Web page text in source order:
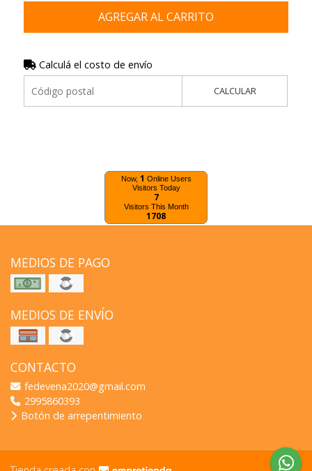
AGREGAR AL CARRITO
Calculá el costo de envío
CALCULAR
Now, 1 Online Users
Visitors Today
7
Visitors This Month
1708
MEDIOS DE PAGO
MEDIOS DE ENVÍO
CONTACTO
fedevena2020@gmail.com
2995860393
Botón de arrepentimiento